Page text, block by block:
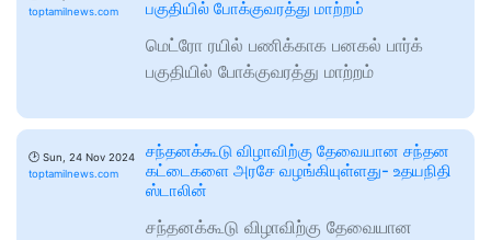
toptamilnews.com
பகுதியில் போக்குவரத்து மாற்றம்
மெட்ரோ ரயில் பணிக்காக பனகல் பார்க்
பகுதியில் போக்குவரத்து மாற்றம்
🕑 Sun, 24 Nov 2024
toptamilnews.com
சந்தனக்கூடு விழாவிற்கு தேவையான சந்தன
கட்டைகளை அரசே வழங்கியுள்ளது- உதயநிதி
ஸ்டாலின்
சந்தனக்கூடு விழாவிற்கு தேவையான